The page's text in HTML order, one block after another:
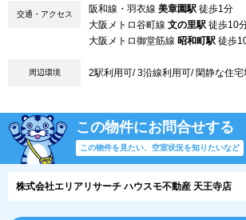
交通・アクセス 阪和線・羽衣線 美章園駅 徒歩1分
大阪メトロ谷町線 文の里駅 徒歩10
大阪メトロ御堂筋線 昭和町駅 徒歩
周辺環境 2駅利用可/ 3沿線利用可/ 閑静な住宅
この物件にお問合せする
この物件を見たい、空室状況を知りたいなど
株式会社エリアリサーチ ハウスモ不動産 天王寺店